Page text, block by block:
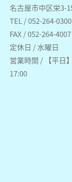
名古屋市中区栄3-
TEL / 052-264-0300
FAX / 052-264-4007
定休日 / 水曜日
営業時間 / 【平日
17:00